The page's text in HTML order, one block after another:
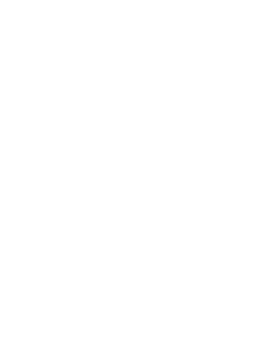
stellt eine Plattform zur
odr
Sie oben im Impressum.
an
einer
teilzunehmen.